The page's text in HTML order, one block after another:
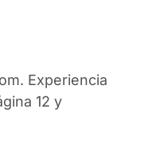
Experiencia
12 y